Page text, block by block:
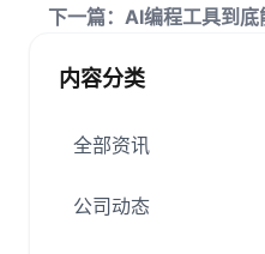
内容分类
全部资讯
公司动态